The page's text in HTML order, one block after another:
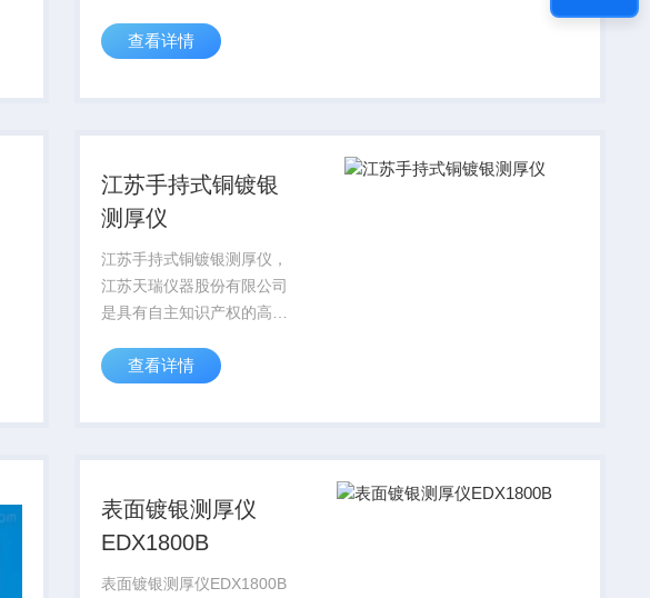
镀加工企业，手机制造商，
力企业，国家电网，军工企
查看详情
江苏手持式铜镀银
测厚仪
江苏手持式铜镀银测厚仪，
江苏天瑞仪器股份有限公司
是具有自主知识产权的高科
万。旗下拥有北京邦鑫伟业
天瑞仪器有限公司两家全资
查看详情
表面镀银测厚仪
EDX1800B
表面镀银测厚仪EDX1800B